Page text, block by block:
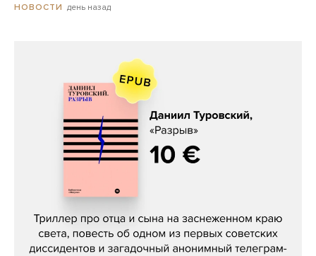
НОВОСТИ день назад
Даниил Туровский, «Разрыв»